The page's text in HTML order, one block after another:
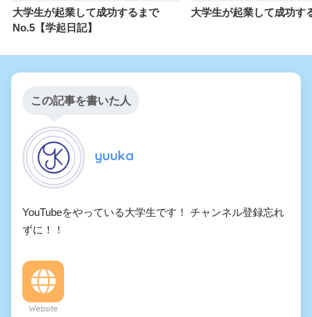
大学生が起業して成功するまで
No.5【学起日記】
大学生が起業して成功す
この記事を書いた人
yuuka
YouTubeをやっている大学生です！ チャンネル登録忘れ
ずに！！
Website